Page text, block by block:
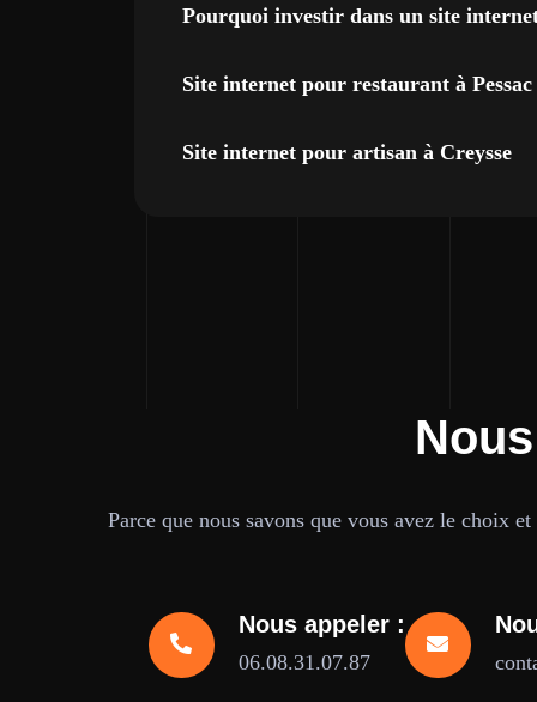
Pourquoi investir dans un site
Site internet pour restaurant à Pessac
Site internet pour artisan à Creysse
Parce que nous savons que vous avez le choix
Nous appeler :
06.08.31.07.87